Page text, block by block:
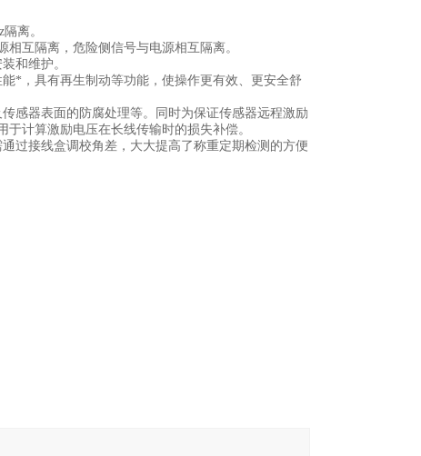
离。
互隔离，危险侧信号与电源相互隔离。
和维护。
*，具有再生制动等功能，使操作更有效、更安全舒
感器表面的防腐处理等。同时为保证传感器远程激励
计算激励电压在长线传输时的损失补偿。
过接线盒调校角差，大大提高了称重定期检测的方便